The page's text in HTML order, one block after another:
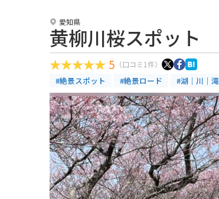
愛知県
黄柳川桜スポット
5 （口コミ1件）
#絶景スポット #絶景ロード #湖｜川｜滝